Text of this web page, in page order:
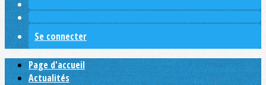
Se connecter
Page d'accueil
Actualités